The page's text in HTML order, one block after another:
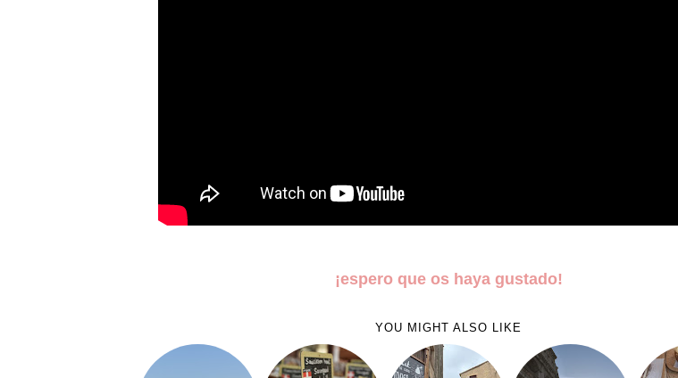
¡espero que os haya gustado!
YOU MIGHT ALSO LIKE